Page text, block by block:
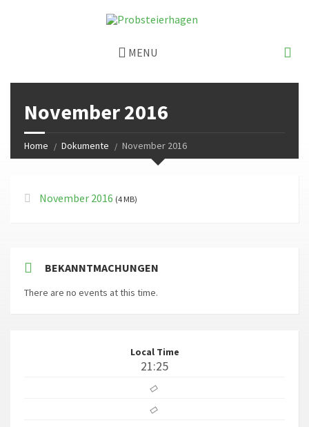
MENU
November 2016
Home Dokumente November 2016
November 2016 (4 MB)
BEKANNTMACHUNGEN
There are no events at this time.
Local Time
21:25